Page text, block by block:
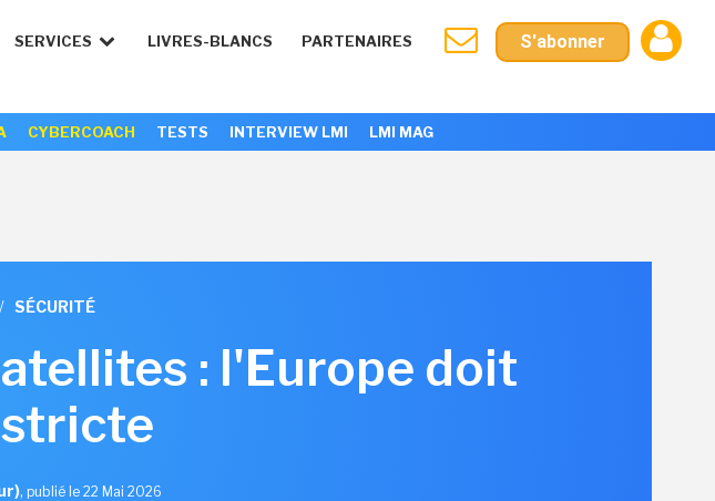
SERVICES LIVRES-BLANCS PARTENAIRES S'abonner
CYBERCOACH TESTS INTERVIEW LMI LMI MAG
/ SÉCURITÉ
: l'Europe doit
, publié le 22 Mai 2026